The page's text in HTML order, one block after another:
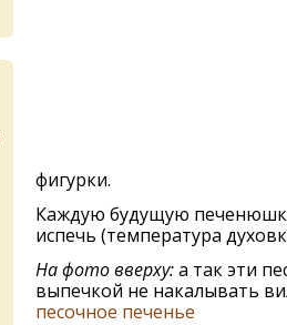
фигурки.
Каждую будущую
испечь (температура
На фото вверху:а так эти
выпечкой не накалывать
песочное печенье